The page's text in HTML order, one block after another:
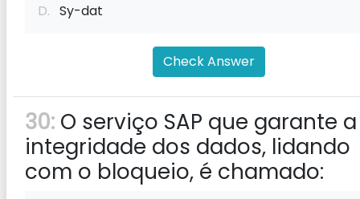
D. Sy-dat
Check Answer
30: O serviço SAP que garante a
integridade dos dados, lidando
com o bloqueio, é chamado: